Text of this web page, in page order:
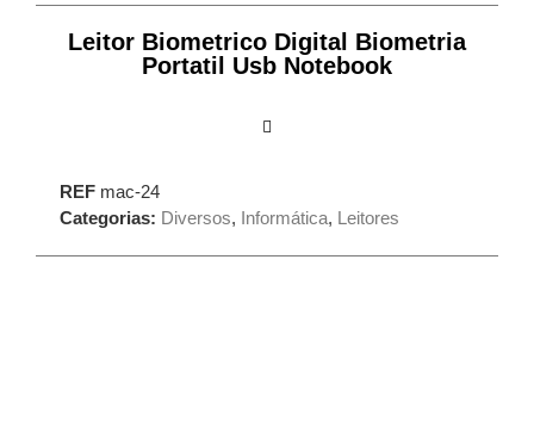
Leitor Biometrico Digital Biometria
Portatil Usb Notebook
REF mac-24
Categorias: Diversos, Informática, Leitores